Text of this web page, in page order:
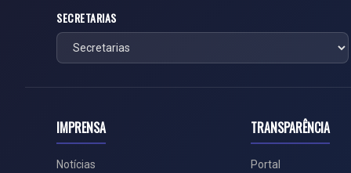
SECRETARIAS
IMPRENSA
Notícias
TRANSPARÊNCIA
Portal